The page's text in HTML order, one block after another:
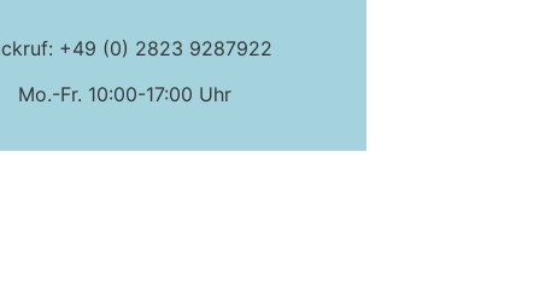
+49 (0) 2823 9287922
Mo.-Fr. 10:00-17:00 Uhr